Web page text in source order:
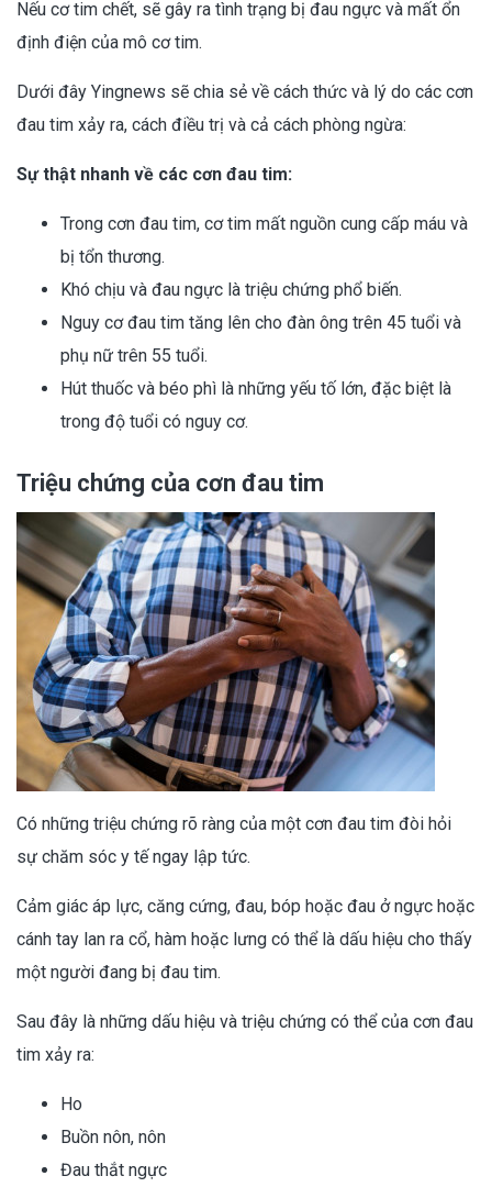
Nếu cơ tim chết, sẽ gây ra tình trạng bị đau ngực và mất ổn
định điện của mô cơ tim.
Dưới đây Yingnews sẽ chia sẻ về cách thức và lý do các cơn
đau tim xảy ra, cách điều trị và cả cách phòng ngừa:
Sự thật nhanh về các cơn đau tim:
Trong cơn đau tim, cơ tim mất nguồn cung cấp máu và
bị tổn thương.
Khó chịu và đau ngực là triệu chứng phổ biến.
Nguy cơ đau tim tăng lên cho đàn ông trên 45 tuổi và
phụ nữ trên 55 tuổi.
Hút thuốc và béo phì là những yếu tố lớn, đặc biệt là
trong độ tuổi có nguy cơ.
Triệu chứng của cơn đau tim
Có những triệu chứng rõ ràng của một cơn đau tim đòi hỏi
sự chăm sóc y tế ngay lập tức.
Cảm giác áp lực, căng cứng, đau, bóp hoặc đau ở ngực hoặc
cánh tay lan ra cổ, hàm hoặc lưng có thể là dấu hiệu cho thấy
một người đang bị đau tim.
Sau đây là những dấu hiệu và triệu chứng có thể của cơn đau
tim xảy ra:
Ho
Buồn nôn, nôn
Đau thắt ngực